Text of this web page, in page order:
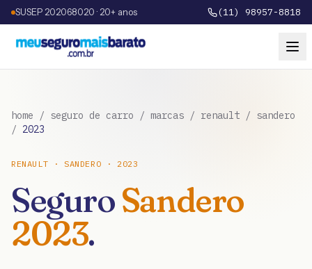
SUSEP 202068020 · 20+ anos (11) 98957-8818
home / seguro de carro / marcas / renault / sandero
/ 2023
RENAULT ·SANDERO · 2023
SeguroSandero
2023.